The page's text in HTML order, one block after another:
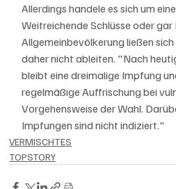
Allerdings handele es sich um
Weitreichende Schlüsse oder
Allgemeinbevölkerung ließen
daher nicht ableiten. "Nach
bleibt eine dreimalige Impfung
regelmäßige Auffrischung bei
Vorgehensweise der Wahl.
Impfungen sind nicht indiziert."
VERMISCHTES
TOPSTORY